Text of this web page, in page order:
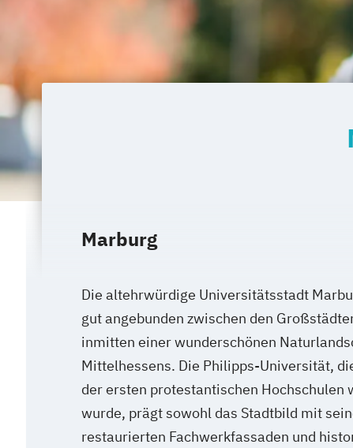
Marburg
Die altehrwürdige Universitätsstadt
gut angebunden zwischen den
inmitten einer wunderschönen
Mittelhessens. Die Philipps-Universität,
der ersten protestantischen Hochschulen
wurde, prägt sowohl das Stadtbild mit
restaurierten Fachwerkfassaden und